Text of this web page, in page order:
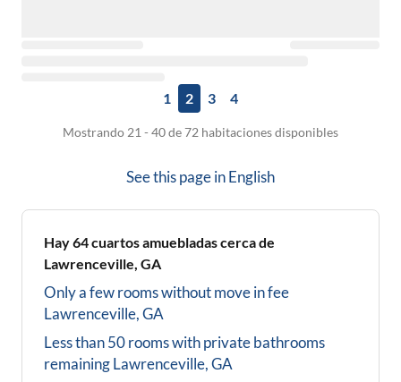
1 2 3 4
Mostrando 21 - 40 de 72 habitaciones disponibles
See this page inEnglish
Hay64cuartos amuebladas cerca de
Lawrenceville, GA
Only a few rooms without move in fee
Lawrenceville, GA
Less than 50 rooms with private bathrooms
remainingLawrenceville, GA